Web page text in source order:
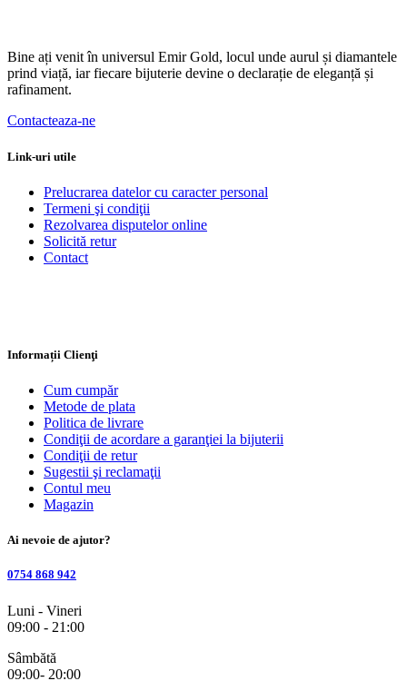
Bine ați venit în universul Emir Gold, locul unde aurul și diamantele
prind viață, iar fiecare bijuterie devine o declarație de eleganță și
rafinament.
Contacteaza-ne
Link-uri utile
Prelucrarea datelor cu caracter personal
Termeni şi condiţii
Rezolvarea disputelor online
Solicită retur
Contact
Informații Clienţi
Cum cumpăr
Metode de plata
Politica de livrare
Condiţii de acordare a garanţiei la bijuterii
Condiţii de retur
Sugestii şi reclamaţii
Contul meu
Magazin
Ai nevoie de ajutor?
0754 868 942
Luni - Vineri
09:00 - 21:00
Sâmbătă
09:00- 20:00